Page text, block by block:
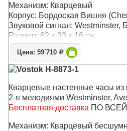
Механизм: Кварцевый
Корпус: Бордоская Вишня
Звуковой сигнал: Westminster,
Размер: 62 x 33 х 16 см
Цена: 59`710 Р
Vostok H-8873-1
Кварцевые настенные часы
2-я мелодиями Westminster,
Бесплатная доставка ПО
Механизм: Кварцевый